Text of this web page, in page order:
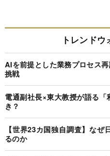
トレンドウ
AIを前提とした業務プロセス
挑戦
電通副社長×東大教授が語る
き？
【世界23カ国独自調査】な
るのか